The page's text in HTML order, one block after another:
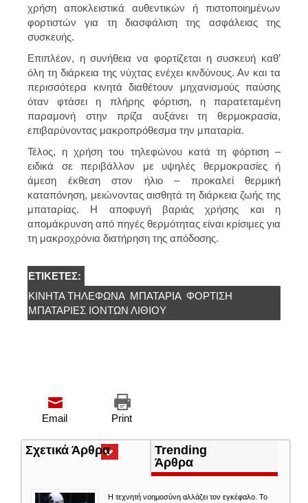
χρήση αποκλειστικά αυθεντικών ή πιστοποιημένων
φορτιστών για τη διασφάλιση της ασφάλειας της
συσκευής.
Επιπλέον, η συνήθεια να φορτίζεται η συσκευή καθ’
όλη τη διάρκεια της νύχτας ενέχει κινδύνους. Αν και τα
περισσότερα κινητά διαθέτουν μηχανισμούς παύσης
όταν φτάσει η πλήρης φόρτιση, η παρατεταμένη
παραμονή στην πρίζα αυξάνει τη θερμοκρασία,
επιβαρύνοντας μακροπρόθεσμα την μπαταρία.
Τέλος, η χρήση του τηλεφώνου κατά τη φόρτιση –
ειδικά σε περιβάλλον με υψηλές θερμοκρασίες ή
άμεση έκθεση στον ήλιο – προκαλεί θερμική
καταπόνηση, μειώνοντας αισθητά τη διάρκεια ζωής της
μπαταρίας. Η αποφυγή βαριάς χρήσης και η
απομάκρυνση από πηγές θερμότητας είναι κρίσιμες για
τη μακροχρόνια διατήρηση της απόδοσης.
ΕΤΙΚΈΤΕΣ:
ΚΙΝΗΤΆ ΤΗΛΈΦΩΝΑ ΜΠΑΤΑΡΙΑ ΦΟΡΤΙΣΗ
ΜΠΑΤΑΡΊΕΣ ΙΌΝΤΩΝ ΛΙΘΊΟΥ
Print
Email
Σχετικά Άρθρα(ενεργή
καρτέλα)
Trending
Άρθρα
Η τεχνητή νοημοσύνη αλλάζει τον εγκέφαλο. Το